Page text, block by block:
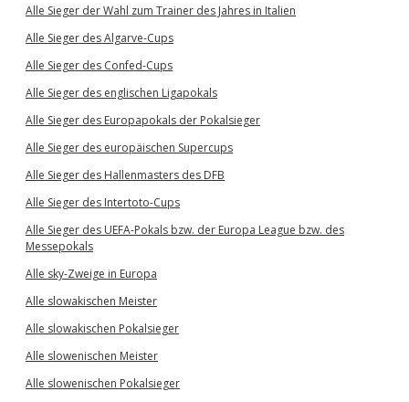
Alle Sieger der Wahl zum Trainer des Jahres in Italien
Alle Sieger des Algarve-Cups
Alle Sieger des Confed-Cups
Alle Sieger des englischen Ligapokals
Alle Sieger des Europapokals der Pokalsieger
Alle Sieger des europäischen Supercups
Alle Sieger des Hallenmasters des DFB
Alle Sieger des Intertoto-Cups
Alle Sieger des UEFA-Pokals bzw. der Europa League bzw. des
Messepokals
Alle sky-Zweige in Europa
Alle slowakischen Meister
Alle slowakischen Pokalsieger
Alle slowenischen Meister
Alle slowenischen Pokalsieger